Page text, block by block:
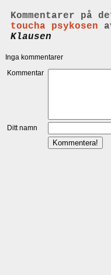
Kommentarer på
toucha psykosen
Klausen
Inga kommentarer
Kommentar
Ditt namn